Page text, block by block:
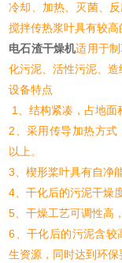
冷却、加热、灭菌、
搅拌传热浆叶具有较高
电石渣干燥机适用于
化污泥、活性污泥、造
设备特点
1、结构紧凑，占地面
2、采用传导加热方式
以上。
3、楔形桨叶具有自净
4、干化后的污泥干燥
5、干燥工艺可调性高
6、干化后的污泥含较
生资源，同时达到环保